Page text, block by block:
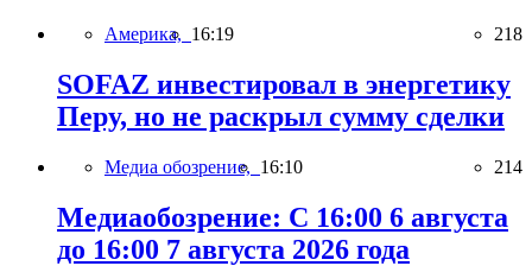
Америка, 16:19 218
SOFAZ инвестировал в энергетику
Перу, но не раскрыл сумму сделки
Медиа обозрение, 16:10 214
Медиаобозрение: С 16:00 6 августа
до 16:00 7 августа 2026 года